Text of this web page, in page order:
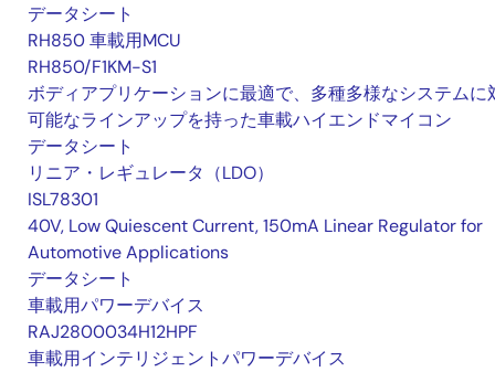
データシート
RH850 車載用MCU
RH850/F1KM-S1
ボディアプリケーションに最適で、多種多様なシステムに
可能なラインアップを持った車載ハイエンドマイコン
データシート
リニア・レギュレータ（LDO）
ISL78301
40V, Low Quiescent Current, 150mA Linear Regulator for
Automotive Applications
データシート
車載用パワーデバイス
RAJ2800034H12HPF
車載用インテリジェントパワーデバイス